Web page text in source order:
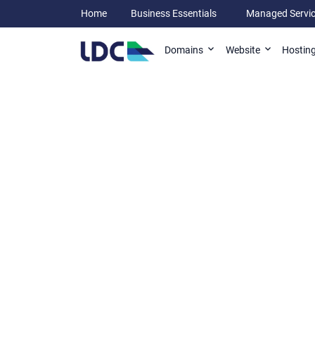
Home Business Essentials Managed
Domains Website